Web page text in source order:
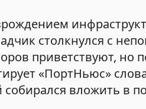
столкнулся с
приветствуют, но
«ПортНьюс»
вложить в